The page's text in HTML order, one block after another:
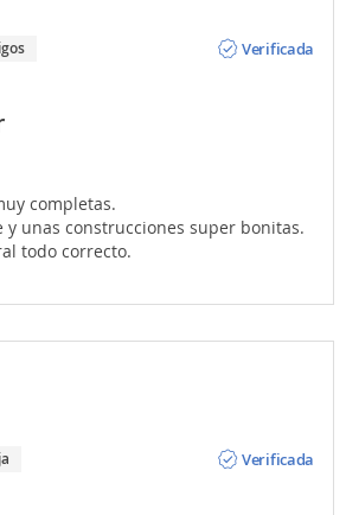
Verificada
completas.
unas construcciones super bonitas.
todo correcto.
Verificada